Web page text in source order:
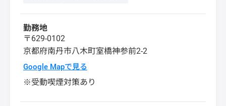
勤務地
〒629-0102
京都府南丹市八木町室橋神参前2-2
Google Mapで見る
※受動喫煙対策あり